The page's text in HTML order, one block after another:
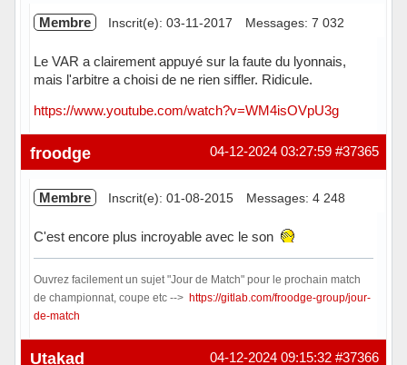
Membre Inscrit(e): 03-11-2017 Messages: 7 032
Le VAR a clairement appuyé sur la faute du lyonnais,
mais l'arbitre a choisi de ne rien siffler. Ridicule.
https://www.youtube.com/watch?v=WM4isOVpU3g
Hors ligne #37365
04-12-2024 03:27:59
froodge
Membre Inscrit(e): 01-08-2015 Messages: 4 248
C'est encore plus incroyable avec le son
Ouvrez facilement un sujet "Jour de Match" pour le prochain match
de championnat, coupe etc --> https://gitlab.com/froodge-group/jour-
de-match
Hors ligne #37366
04-12-2024 09:15:32
Utakad